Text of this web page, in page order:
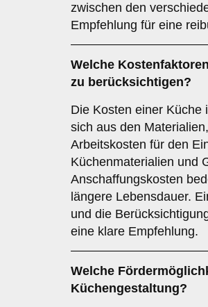
zwischen den
Empfehlung für eine
Welche
zu berücksichtigen?
Die Kosten einer Küche
sich aus den
Arbeitskosten für den
Küchenmaterialien und
Anschaffungskosten
längere Lebensdauer.
und die
eine klare Empfehlung.
Welche
Küchengestaltung?